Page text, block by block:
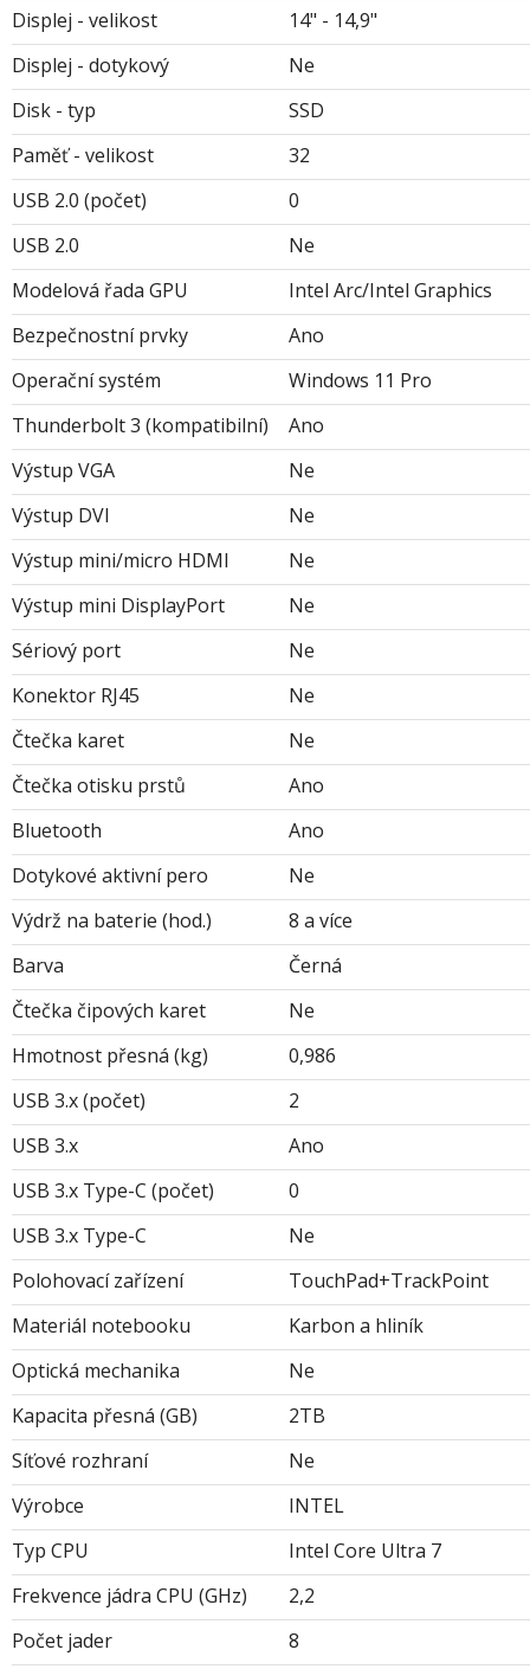
Displej - velikost
14" - 14,9"
Displej - dotykový
Ne
Disk - typ
SSD
Paměť - velikost
32
USB 2.0 (počet)
0
USB 2.0
Ne
Modelová řada GPU
Intel Arc/Intel Graphics
Bezpečnostní prvky
Ano
Operační systém
Windows 11 Pro
Thunderbolt 3 (kompatibilní)
Ano
Výstup VGA
Ne
Výstup DVI
Ne
Výstup mini/micro HDMI
Ne
Výstup mini DisplayPort
Ne
Sériový port
Ne
Konektor RJ45
Ne
Čtečka karet
Ne
Čtečka otisku prstů
Ano
Bluetooth
Ano
Dotykové aktivní pero
Ne
Výdrž na baterie (hod.)
8 a více
Barva
Černá
Čtečka čipových karet
Ne
Hmotnost přesná (kg)
0,986
USB 3.x (počet)
2
USB 3.x
Ano
USB 3.x Type-C (počet)
0
USB 3.x Type-C
Ne
Polohovací zařízení
TouchPad+TrackPoint
Materiál notebooku
Karbon a hliník
Optická mechanika
Ne
Kapacita přesná (GB)
2TB
Síťové rozhraní
Ne
Výrobce
INTEL
Typ CPU
Intel Core Ultra 7
Frekvence jádra CPU (GHz)
2,2
Počet jader
8